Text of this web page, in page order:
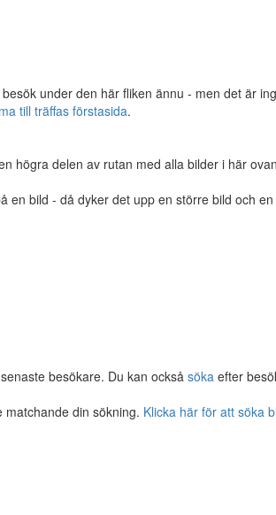
under den här fliken ännu - men det är
till träffas förstasida.
högra delen av rutan med alla bilder i här
en bild - då dyker det upp en större bild och
besökare. Du kan också söka efter
matchande din sökning. Klicka här för att söka